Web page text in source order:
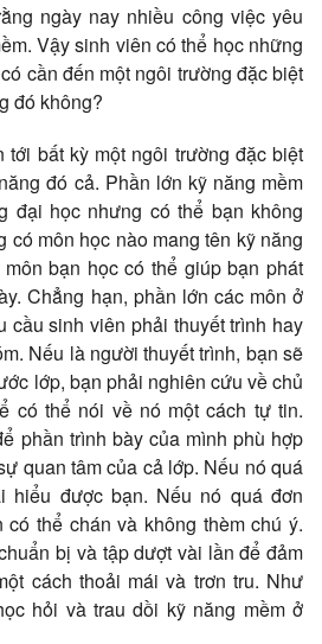
ngày nay nhiều công việc yêu
Vậy sinh viên có thể học những
cần đến một ngôi trường đặc biệt
đó không?
tới bất kỳ một ngôi trường đặc biệt
đó cả. Phần lớn kỹ năng mềm
đại học nhưng có thể bạn không
có môn học nào mang tên kỹ năng
bạn học có thể giúp bạn phát
Chẳng hạn, phần lớn các môn ở
cầu sinh viên phải thuyết trình hay
Nếu là người thuyết trình, bạn sẽ
lớp, bạn phải nghiên cứu về chủ
có thể nói về nó một cách tự tin.
phần trình bày của mình phù hợp
quan tâm của cả lớp. Nếu nó quá
hiểu được bạn. Nếu nó quá đơn
thể chán và không thèm chú ý.
bị và tập dượt vài lần để đảm
cách thoải mái và trơn tru. Như
hỏi và trau dồi kỹ năng mềm ở